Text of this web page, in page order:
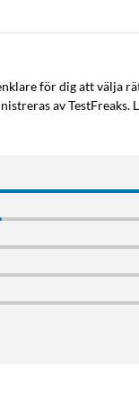
volymen och
från en så
för dig att välja
av